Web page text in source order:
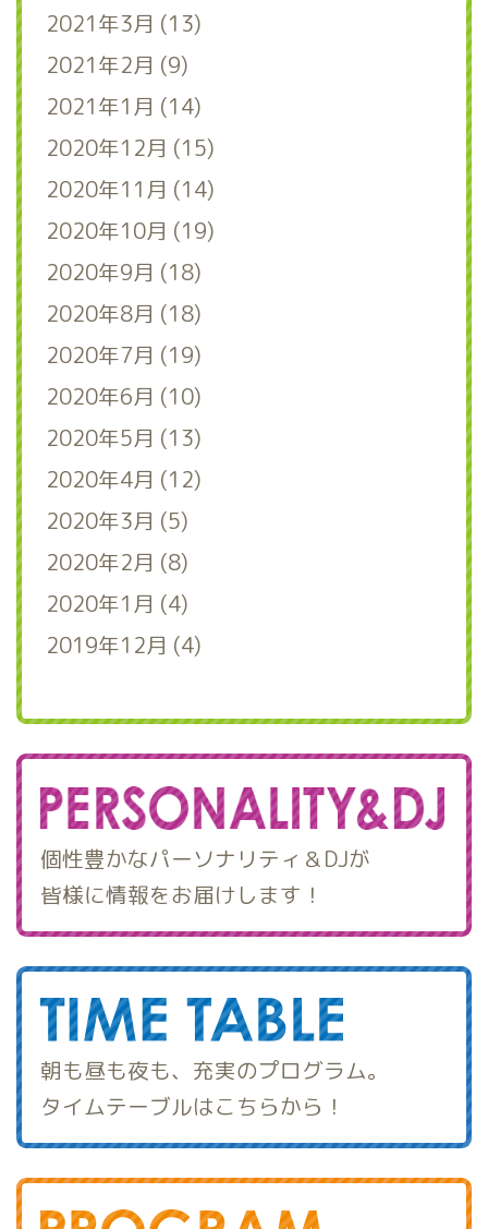
2021年3月 (13)
2021年2月 (9)
2021年1月 (14)
2020年12月 (15)
2020年11月 (14)
2020年10月 (19)
2020年9月 (18)
2020年8月 (18)
2020年7月 (19)
2020年6月 (10)
2020年5月 (13)
2020年4月 (12)
2020年3月 (5)
2020年2月 (8)
2020年1月 (4)
2019年12月 (4)
個性豊かなパーソナリティ＆DJが
皆様に情報をお届けします！
朝も昼も夜も、充実のプログラム。
タイムテーブルはこちらから！